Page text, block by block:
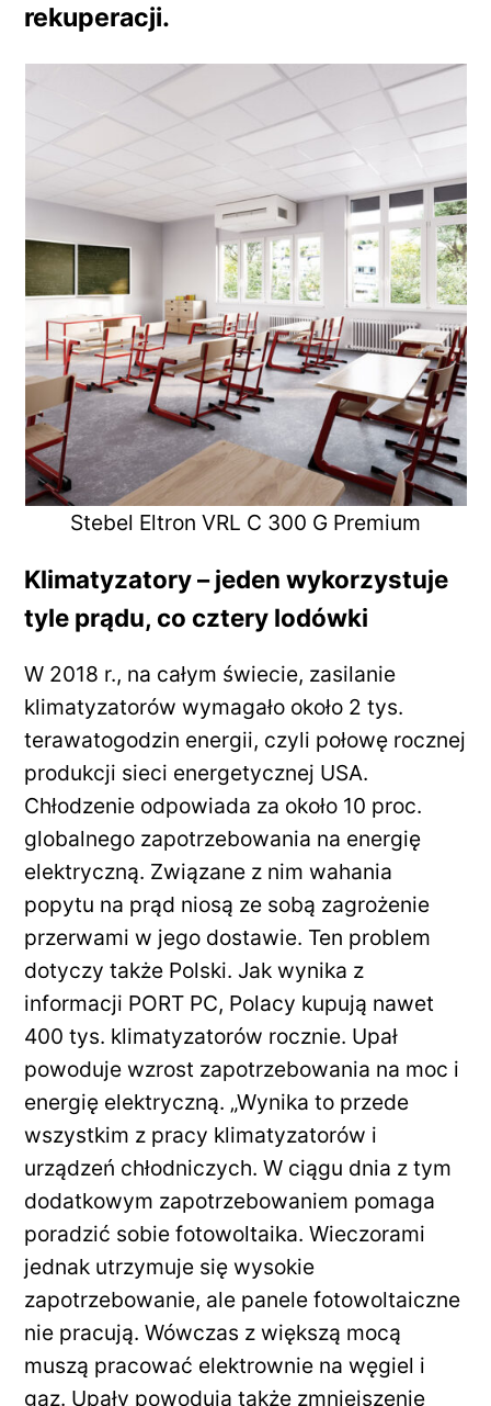
rekuperacji.
Stebel Eltron VRL C 300 G Premium
Klimatyzatory – jeden wykorzystuje
tyle prądu, co cztery lodówki
W 2018 r., na całym świecie, zasilanie
klimatyzatorów wymagało około 2 tys.
terawatogodzin energii, czyli połowę rocznej
produkcji sieci energetycznej USA.
Chłodzenie odpowiada za około 10 proc.
globalnego zapotrzebowania na energię
elektryczną. Związane z nim wahania
popytu na prąd niosą ze sobą zagrożenie
przerwami w jego dostawie. Ten problem
dotyczy także Polski. Jak wynika z
informacji PORT PC, Polacy kupują nawet
400 tys. klimatyzatorów rocznie. Upał
powoduje wzrost zapotrzebowania na moc i
energię elektryczną. „Wynika to przede
wszystkim z pracy klimatyzatorów i
urządzeń chłodniczych. W ciągu dnia z tym
dodatkowym zapotrzebowaniem pomaga
poradzić sobie fotowoltaika. Wieczorami
jednak utrzymuje się wysokie
zapotrzebowanie, ale panele fotowoltaiczne
nie pracują. Wówczas z większą mocą
muszą pracować elektrownie na węgiel i
gaz. Upały powodują także zmniejszenie